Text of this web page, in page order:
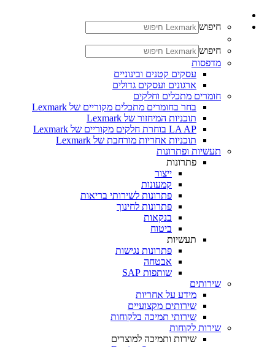
חיפוש
חיפוש
מדפסות
עסקים קטנים ובינוניים
ארגונים ועסקים גדולים
חומרים מתכלים וחלקים
בחר בחומרים מתכלים מקוריים של Lexmark
תוכניות המיחזור של Lexmark
LA AP בוחרת חלקים מקוריים של Lexmark
תוכניות אחריות מורחבת של Lexmark
תעשיות ופתרונות
פתרונות
ייצור
קמעונות
פתרונות לשירותי בריאות
פתרונות לחינוך
בנקאות
ביטוח
תעשיות
פתרונות נגישות
אבטחה
שותפות SAP
שירותים
מידע על אחריות
שירותים מקצועיים
שירותי תמיכה בלקוחות
שירות לקוחות
שירות ותמיכה למוצרים